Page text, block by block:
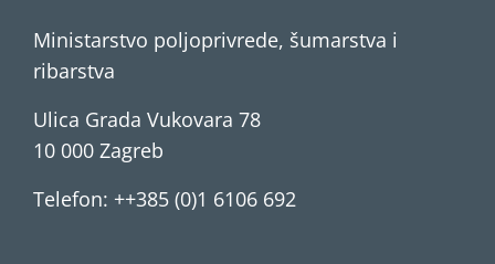
Ministarstvo poljoprivrede, šumarstva i
ribarstva
Ulica Grada Vukovara 78
10 000 Zagreb
Telefon: ++385 (0)1 6106 692